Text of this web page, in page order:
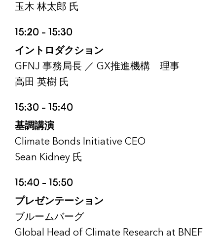
玉木 林太郎 氏
15:20 – 15:30
イントロダクション
GFNJ 事務局長 ／ GX推進機構 理事
高田 英樹 氏
15:30 – 15:40
基調講演
Climate Bonds Initiative CEO
Sean Kidney 氏
15:40 – 15:50
プレゼンテーション
ブルームバーグ
Global Head of Climate Research at BNEF